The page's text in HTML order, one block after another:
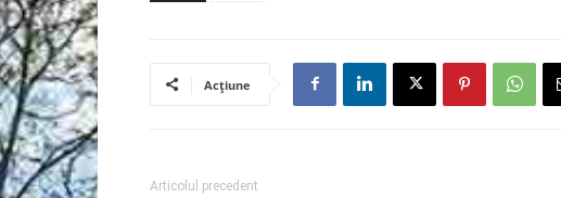
Acțiune
Articolul precedent